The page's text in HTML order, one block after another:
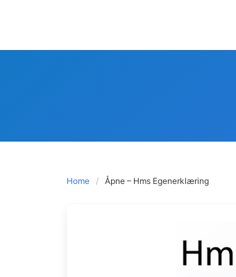
Home Åpne – Hms Egenerklæring